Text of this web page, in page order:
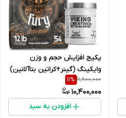
پکیج افزایش حجم و وزن
وایکینگ (گینر+کراتین بتاآلانین)
11,800,000
11%
10,400,000
افزودن به سبد